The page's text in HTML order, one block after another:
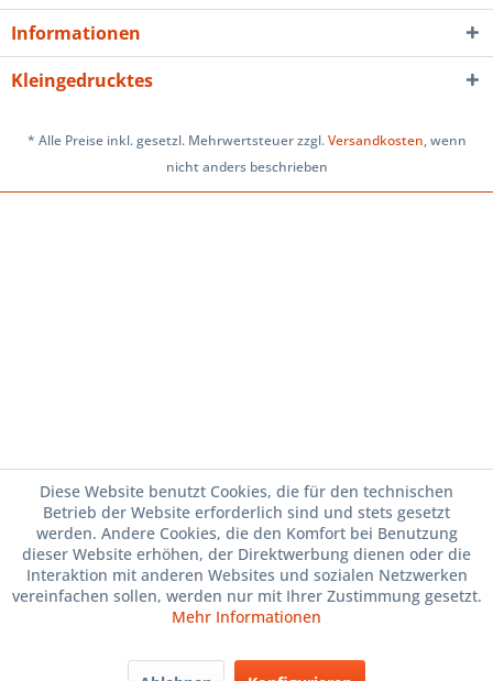
Informationen
Kleingedrucktes
* Alle Preise inkl. gesetzl. Mehrwertsteuer zzgl.Versandkosten, wenn
nicht anders beschrieben
Diese Website benutzt Cookies, die für den technischen
Betrieb der Website erforderlich sind und stets gesetzt
werden. Andere Cookies, die den Komfort bei Benutzung
dieser Website erhöhen, der Direktwerbung dienen oder die
Interaktion mit anderen Websites und sozialen Netzwerken
vereinfachen sollen, werden nur mit Ihrer Zustimmung gesetzt.
Mehr Informationen